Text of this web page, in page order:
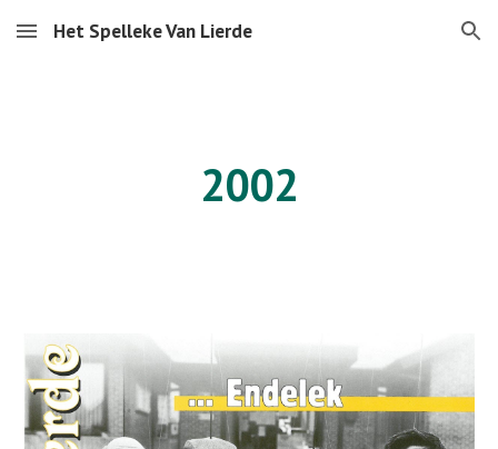
Skip to main content Skip to navigation
Het Spelleke Van Lierde
2002